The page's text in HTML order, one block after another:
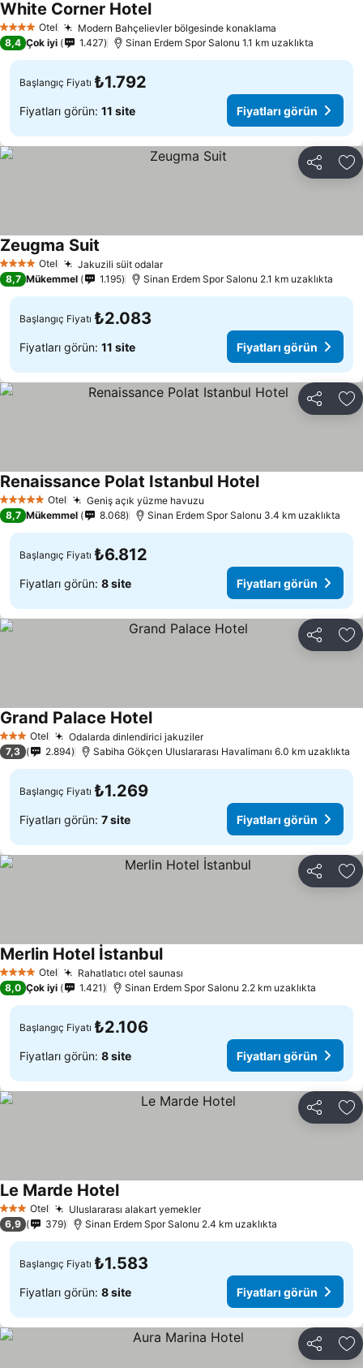
4 Yıldız Otel Modern Bahçelievler bölgesinde konaklama
White Corner HotelFiyatları görün
8,4 Çok iyi 1.427 Sinan Erdem Spor Salonu 1.1 km uzaklıkta
Başlangıç Fiyatı ₺1.792
Fiyatları görün: 11 site Fiyatları görün
Paylaş
4 Yıldız Otel Jakuzili süit odalarFiyatları görün
Zeugma Suit
8,7 Mükemmel 1.195 Sinan Erdem Spor Salonu 2.1 km uzaklıkta
Başlangıç Fiyatı ₺2.083
Fiyatları görün: 11 site Fiyatları görün
Paylaş
5 Yıldız Otel Geniş açık yüzme havuzu
Renaissance Polat Istanbul HotelFiyatları görün
8,7 Mükemmel 8.068 Sinan Erdem Spor Salonu 3.4 km uzaklıkta
Başlangıç Fiyatı ₺6.812
Fiyatları görün: 8 site Fiyatları görün
Paylaş
3 YıldızOtel Odalarda dinlendirici jakuzilerFiyatları görün
Grand Palace HotelFiyatları görün
7,3 2.894 Sabiha Gökçen Uluslararası Havalimanı 6.0 km uzaklıkta
Başlangıç Fiyatı ₺1.269
Fiyatları görün: 7 site Fiyatları görün
Paylaş
4 Yıldız Otel Rahatlatıcı otel saunası
Merlin Hotel İstanbulFiyatları görün
8,0 Çok iyi 1.421 Sinan Erdem Spor Salonu 2.2 km uzaklıkta
Başlangıç Fiyatı ₺2.106
Fiyatları görün: 8 site Fiyatları görün
Paylaş
3 YıldızOtel Uluslararası alakart yemeklerFiyatları görün
Le Marde HotelFiyatları görün
6,9 379 Sinan Erdem Spor Salonu 2.4 km uzaklıkta
Başlangıç Fiyatı ₺1.583
Fiyatları görün: 8 site Fiyatları görün
Paylaş